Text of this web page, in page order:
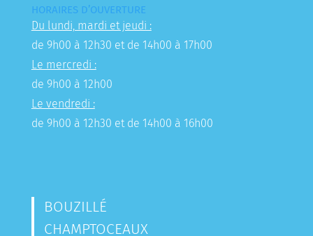
HORAIRES D’OUVERTURE
Du lundi, mardi et jeudi :
de 9h00 à 12h30 et de 14h00 à 17h00
Le mercredi :
de 9h00 à 12h00
Le vendredi :
de 9h00 à 12h30 et de 14h00 à 16h00
BOUZILLÉ
CHAMPTOCEAUX